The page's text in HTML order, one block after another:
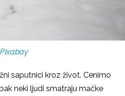
Pixabay
saputnici kroz život. Cenimo
neki ljudi smatraju mačke